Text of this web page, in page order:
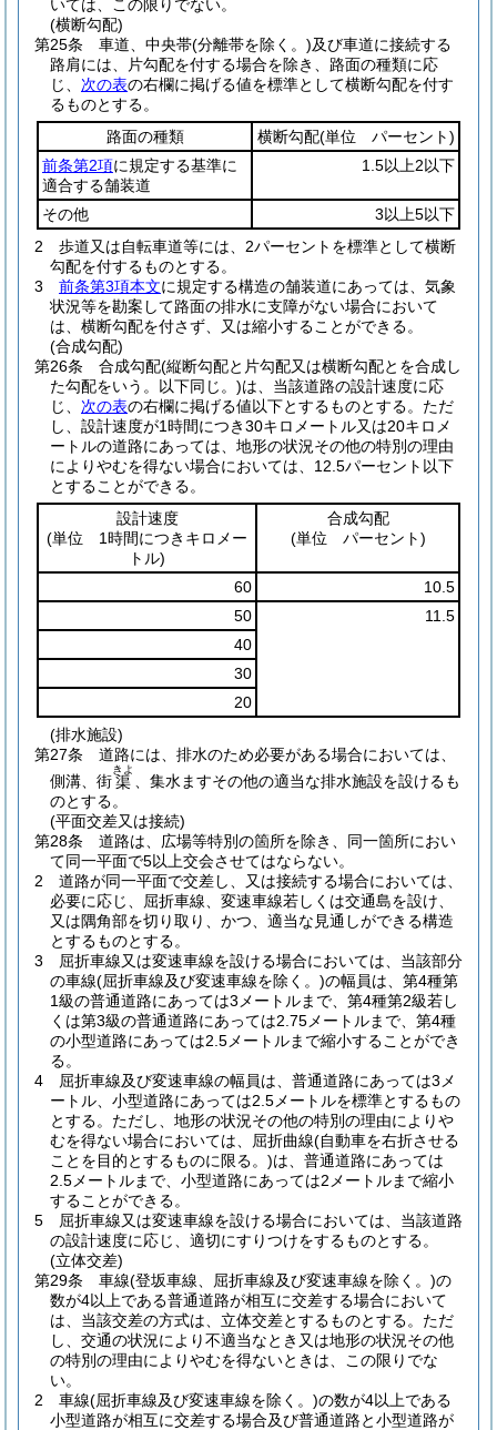
いては、この限りでない。
(横断勾配)
第25条
車道、中央帯(分離帯を除く。)及び車道に接続する
路肩には、片勾配を付する場合を除き、路面の種類に応
じ、 次の表の右欄に掲げる値を標準として横断勾配を付す
るものとする。
路面の種類
横断勾配(単位 パーセント)
前条第2項に規定する基準に
適合する舗装道
1.5以上2以下
その他
3以上5以下
2
歩道又は自転車道等には、2パーセントを標準として横断
勾配を付するものとする。
3
前条第3項本文に規定する構造の舗装道にあっては、気象
状況等を勘案して路面の排水に支障がない場合において
は、横断勾配を付さず、又は縮小することができる。
(合成勾配)
第26条
合成勾配(縦断勾配と片勾配又は横断勾配とを合成し
た勾配をいう。以下同じ。)は、当該道路の設計速度に応
じ、 次の表の右欄に掲げる値以下とするものとする。 ただ
し、設計速度が1時間につき30キロメートル又は20キロメ
ートルの道路にあっては、地形の状況その他の特別の理由
によりやむを得ない場合においては、12.5パーセント以下
とすることができる。
設計速度
(単位 1時間につきキロメー
トル)
合成勾配
(単位 パーセント)
60
10.5
50
11.5
40
30
20
(排水施設)
第27条
道路には、排水のため必要がある場合においては、
側溝、街渠
きよ
、集水ますその他の適当な排水施設を設けるも
のとする。
(平面交差又は接続)
第28条
道路は、広場等特別の箇所を除き、同一箇所におい
て同一平面で5以上交会させてはならない。
2
道路が同一平面で交差し、又は接続する場合においては、
必要に応じ、屈折車線、変速車線若しくは交通島を設け、
又は隅角部を切り取り、かつ、適当な見通しができる構造
とするものとする。
3
屈折車線又は変速車線を設ける場合においては、当該部分
の車線(屈折車線及び変速車線を除く。)の幅員は、第4種第
1級の普通道路にあっては3メートルまで、第4種第2級若し
くは第3級の普通道路にあっては2.75メートルまで、第4種
の小型道路にあっては2.5メートルまで縮小することができ
る。
4
屈折車線及び変速車線の幅員は、普通道路にあっては3メ
ートル、小型道路にあっては2.5メートルを標準とするもの
とする。 ただし、地形の状況その他の特別の理由によりや
むを得ない場合においては、屈折曲線(自動車を右折させる
ことを目的とするものに限る。)は、普通道路にあっては
2.5メートルまで、小型道路にあっては2メートルまで縮小
することができる。
5
屈折車線又は変速車線を設ける場合においては、当該道路
の設計速度に応じ、適切にすりつけをするものとする。
(立体交差)
第29条
車線(登坂車線、屈折車線及び変速車線を除く。)の
数が4以上である普通道路が相互に交差する場合において
は、当該交差の方式は、立体交差とするものとする。 ただ
し、交通の状況により不適当なとき又は地形の状況その他
の特別の理由によりやむを得ないときは、この限りでな
い。
2
車線(屈折車線及び変速車線を除く。)の数が4以上である
小型道路が相互に交差する場合及び普通道路と小型道路が